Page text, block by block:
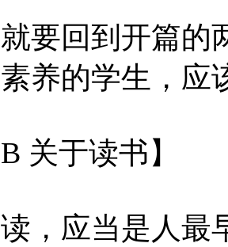
回到开篇的
养的学生，应
于读书】
应当是人最